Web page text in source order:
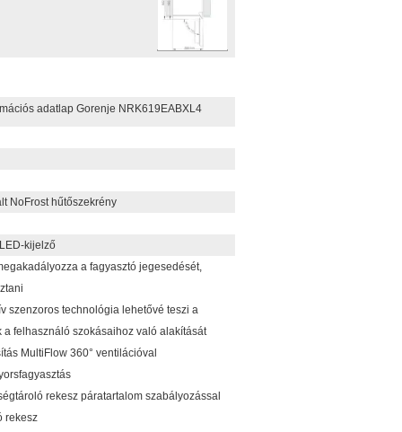
adatlap Gorenje NRK619EABXL4
NoFrost hűtőszekrény
kijelző
a fagyasztó jegesedését,
szenzoros technológia lehetővé teszi a
a felhasználó szokásaihoz való alakítását
MultiFlow 360° ventilációval
rekesz páratartalom szabályozással
rekesz